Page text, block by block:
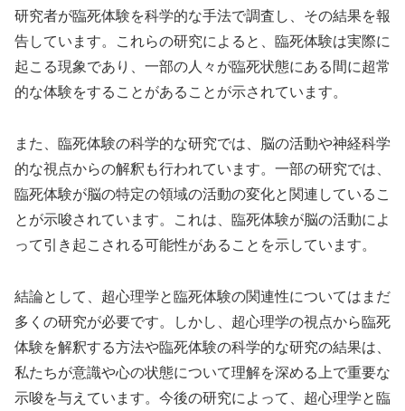
研究者が臨死体験を科学的な手法で調査し、その結果を報
告しています。これらの研究によると、臨死体験は実際に
起こる現象であり、一部の人々が臨死状態にある間に超常
的な体験をすることがあることが示されています。
また、臨死体験の科学的な研究では、脳の活動や神経科学
的な視点からの解釈も行われています。一部の研究では、
臨死体験が脳の特定の領域の活動の変化と関連しているこ
とが示唆されています。これは、臨死体験が脳の活動によ
って引き起こされる可能性があることを示しています。
結論として、超心理学と臨死体験の関連性についてはまだ
多くの研究が必要です。しかし、超心理学の視点から臨死
体験を解釈する方法や臨死体験の科学的な研究の結果は、
私たちが意識や心の状態について理解を深める上で重要な
示唆を与えています。今後の研究によって、超心理学と臨